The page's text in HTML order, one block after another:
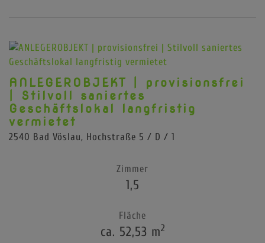
ANLEGEROBJEKT | provisionsfrei
| Stilvoll saniertes
Geschäftslokal langfristig
vermietet
2540 Bad Vöslau, Hochstraße 5 / D / 1
Zimmer
1,5
Fläche
ca. 52,53 m2